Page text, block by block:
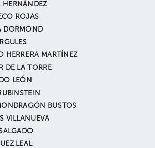
ROJAS
DORMOND
HERRERA MARTÍNEZ
DE LA TORRE
LEÓN
BUSTOS
VILLANUEVA
LEAL